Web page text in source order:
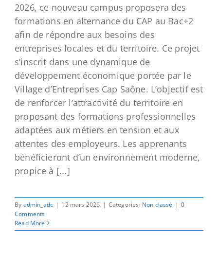
2026, ce nouveau campus proposera des
formations en alternance du CAP au Bac+2
afin de répondre aux besoins des
entreprises locales et du territoire. Ce projet
s’inscrit dans une dynamique de
développement économique portée par le
Village d’Entreprises Cap Saône. L’objectif est
de renforcer l’attractivité du territoire en
proposant des formations professionnelles
adaptées aux métiers en tension et aux
attentes des employeurs. Les apprenants
bénéficieront d’un environnement moderne,
propice à [...]
By admin_adc | 12 mars 2026 | Categories: Non classé | 0
Comments
Read More